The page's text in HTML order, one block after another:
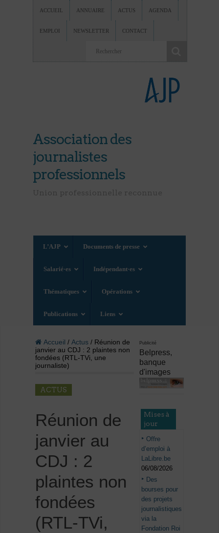
ACCUEIL ANNUAIRE ACTUS AGENDA
EMPLOI NEWSLETTER CONTACT
Association des
journalistes
professionnels
L’AJP Documents de presse
Salarié·es Indépendant·es
Thématiques Opérations
Publications Liens
Accueil / Actus/ Réunion de
janvier au CDJ : 2 plaintes non
fondées (RTL-TVi, une
journaliste)
ACTUS
Réunion de
janvier au
CDJ : 2
plaintes non
fondées
(RTL-TVi,
Publicité
Belpress,
banque
d'images
Mises à
jour
Offre
d’emploi à
LaLibre.be
06/08/2026
Des
bourses pour
des projets
journalistiques
via la
Fondation Roi